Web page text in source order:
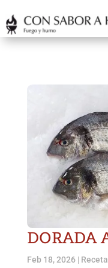
DORADA
Feb 18, 2026|